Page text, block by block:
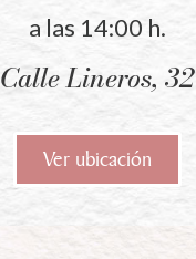
a las 14:00 h.
Calle Lineros, 32
Ver ubicación